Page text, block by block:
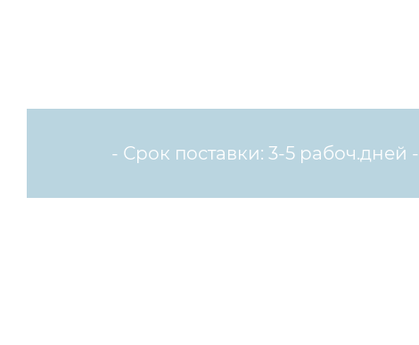
- Срок поставки: 3-5 рабоч.дней -